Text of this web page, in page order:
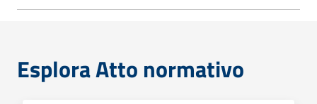
Esplora Atto normativo